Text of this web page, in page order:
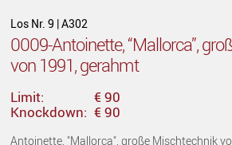
Los Nr. 9 | A302
0009-Antoinette, “Mallorca”,
von 1991, gerahmt
Limit:
€ 90
Knockdown: € 90
Antoinette, "Mallorca", große Mischtechnik